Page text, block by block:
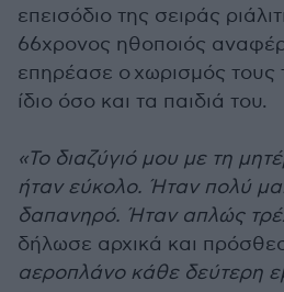
επεισόδιο της σειράς
66χρονος ηθοποιός
επηρέασε ο χωρισμός τους
ίδιο όσο και τα παιδιά του.
«Το διαζύγιό μου με τη
ήταν εύκολο. Ήταν πολύ
δαπανηρό. Ήταν απλώς
δήλωσε αρχικά και
αεροπλάνο κάθε δεύτερη